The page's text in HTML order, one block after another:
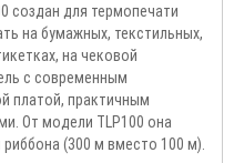
создан для термопечати
на бумажных, текстильных,
на чековой
с современным
платой, практичным
От модели TLP100 она
(300 м вместо 100 м).